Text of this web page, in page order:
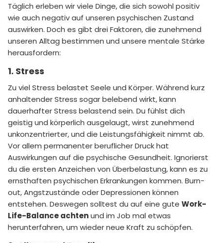
Täglich erleben wir viele Dinge, die sich sowohl positiv
wie auch negativ auf unseren psychischen Zustand
auswirken. Doch es gibt drei Faktoren, die zunehmend
unseren Alltag bestimmen und unsere mentale Stärke
herausfordern:
1. Stress
Zu viel Stress belastet Seele und Körper. Während kurz
anhaltender Stress sogar belebend wirkt, kann
dauerhafter Stress belastend sein. Du fühlst dich
geistig und körperlich ausgelaugt, wirst zunehmend
unkonzentrierter, und die Leistungsfähigkeit nimmt ab.
Vor allem permanenter beruflicher Druck hat
Auswirkungen auf die psychische Gesundheit. Ignorierst
du die ersten Anzeichen von Überbelastung, kann es zu
ernsthaften psychischen Erkrankungen kommen. Burn-
out, Angstzustände oder Depressionen können
entstehen. Deswegen solltest du auf eine gute Work-
Life-Balance achtenund im Job mal etwas
herunterfahren, um wieder neue Kraft zu schöpfen.